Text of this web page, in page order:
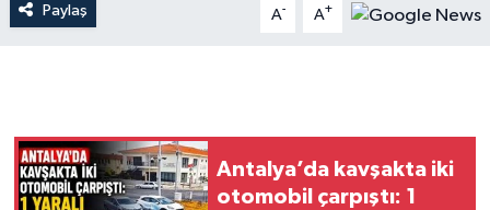
Paylaş A- A+
Antalya’da kavşakta iki
otomobil çarpıştı: 1